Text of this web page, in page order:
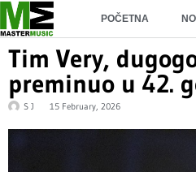
POČETNA
Tim Very,
preminuo u 42.
S J 15 February, 2026